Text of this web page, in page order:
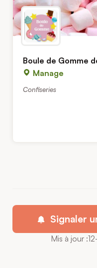
Boule de Gomme
Manage
Confiseries
Signaler
Mis à jour